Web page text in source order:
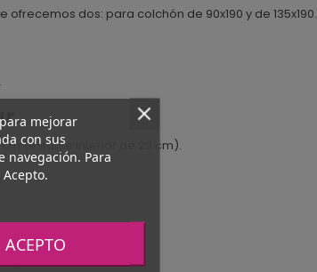
dos: para colchón de 90x190 y de 135x190.
(estante interior de 23 cm).
cm
y cierre cómodo
mejorar
con sus
navegación. Para
ACEPTO